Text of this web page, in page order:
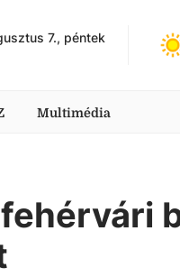
7., péntek
Multimédia